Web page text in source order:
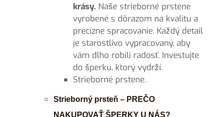
krásy. Naše strieborné prstene
vyrobené s dôrazom na kvalitu a
precízne spracovanie. Každý detail
je starostlivo vypracovaný, aby
vám dlho robili radosť. Investujte
do šperku, ktorý vydrží.
Strieborné prstene.
Strieborný prsteň – PREČO
NAKUPOVAŤ ŠPERKY U NÁS?